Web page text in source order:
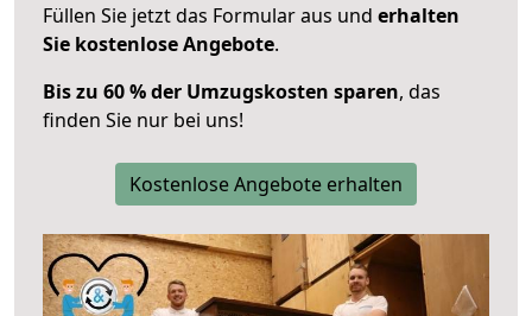
Füllen Sie jetzt das Formular aus und erhalten
Sie kostenlose Angebote.
Bis zu 60 % der Umzugskosten sparen, das
finden Sie nur bei uns!
Kostenlose Angebote erhalten